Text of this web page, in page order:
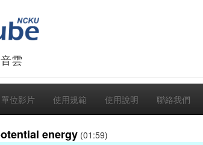
雲
單位影片 使用規範 使用說明 聯絡我們
energy (01:59)